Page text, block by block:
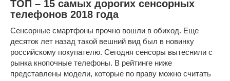
ТОП – 15 самых дорогих сенсорных
телефонов 2018 года
Сенсорные смартфоны прочно вошли в обиход. Еще
десяток лет назад такой вешний вид был в новинку
российскому покупателю. Сегодня сенсоры вытеснили с
рынка кнопочные телефоны. В рейтинге ниже
представлены модели, которые по праву можно считать